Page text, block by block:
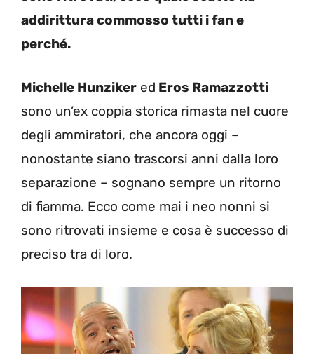
addirittura commosso tutti i fan e
perché.
Michelle Hunziker ed Eros Ramazzotti
sono un’ex coppia storica rimasta nel cuore
degli ammiratori, che ancora oggi –
nonostante siano trascorsi anni dalla loro
separazione – sognano sempre un ritorno
di fiamma. Ecco come mai i neo nonni si
sono ritrovati insieme e cosa è successo di
preciso tra di loro.